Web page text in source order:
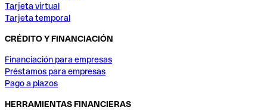
Tarjeta virtual
Tarjeta temporal
CRÉDITO Y FINANCIACIÓN
Financiación para empresas
Préstamos para empresas
Pago a plazos
HERRAMIENTAS FINANCIERAS